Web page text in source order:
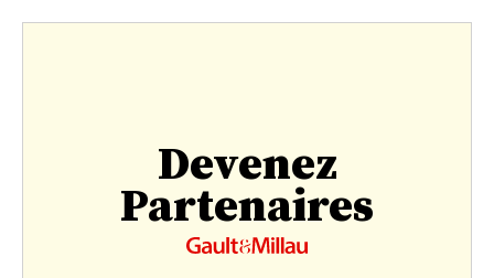
Devenez
Partenaires